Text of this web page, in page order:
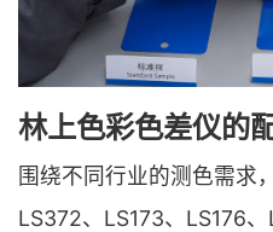
林上色彩色差仪的
围绕不同行业的测色需求
LS372、LS173、LS176